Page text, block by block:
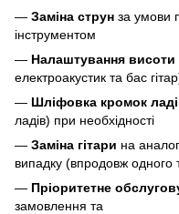
— Заміна струн за умови
інструментом
— Налаштування висоти
електроакустик та бас
— Шліфовка кромок
ладів) при необхідності
— Заміна гітари на
випадку (впродовж одного
— Пріоритетне
замовлення та